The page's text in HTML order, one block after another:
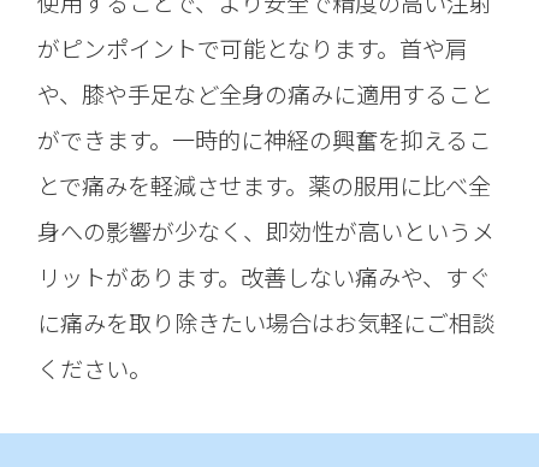
がピンポイントで可能となります。首や肩
や、膝や手足など全身の痛みに適用すること
ができます。一時的に神経の興奮を抑えるこ
とで痛みを軽減させます。薬の服用に比べ全
身への影響が少なく、即効性が高いというメ
リットがあります。改善しない痛みや、すぐ
に痛みを取り除きたい場合はお気軽にご相談
ください。